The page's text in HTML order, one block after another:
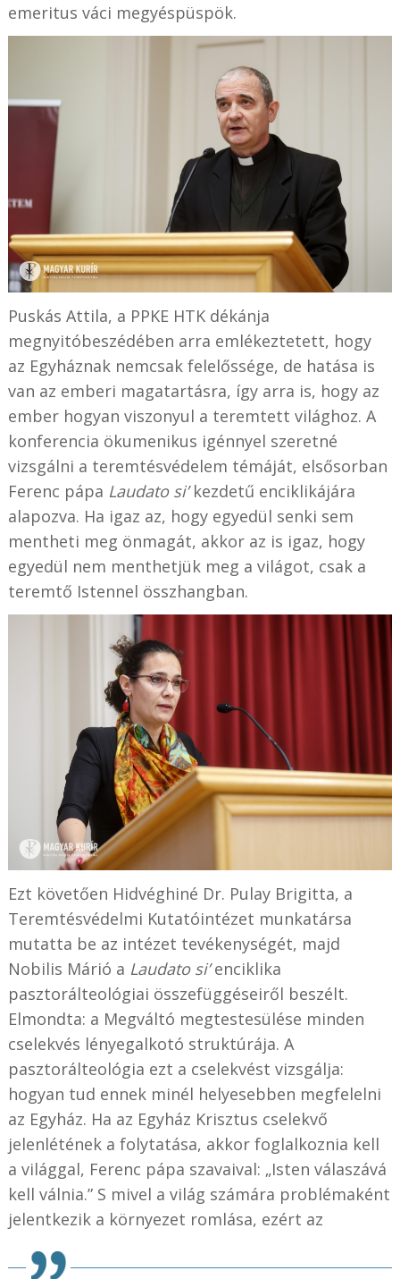
emeritus váci megyéspüspök.
Puskás Attila, a PPKE HTK dékánja
megnyitóbeszédében arra emlékeztetett, hogy
az Egyháznak nemcsak felelőssége, de hatása is
van az emberi magatartásra, így arra is, hogy az
ember hogyan viszonyul a teremtett világhoz. A
konferencia ökumenikus igénnyel szeretné
vizsgálni a teremtésvédelem témáját, elsősorban
Ferenc pápa Laudato si’kezdetű enciklikájára
alapozva. Ha igaz az, hogy egyedül senki sem
mentheti meg önmagát, akkor az is igaz, hogy
egyedül nem menthetjük meg a világot, csak a
teremtő Istennel összhangban.
Ezt követően Hidvéghiné Dr. Pulay Brigitta, a
Teremtésvédelmi Kutatóintézet munkatársa
mutatta be az intézet tevékenységét, majd
Nobilis Márió a Laudato si’enciklika
pasztorálteológiai összefüggéseiről beszélt.
Elmondta: a Megváltó megtestesülése minden
cselekvés lényegalkotó struktúrája. A
pasztorálteológia ezt a cselekvést vizsgálja:
hogyan tud ennek minél helyesebben megfelelni
az Egyház. Ha az Egyház Krisztus cselekvő
jelenlétének a folytatása, akkor foglalkoznia kell
a világgal, Ferenc pápa szavaival: „Isten válaszává
kell válnia.” S mivel a világ számára problémaként
jelentkezik a környezet romlása, ezért az